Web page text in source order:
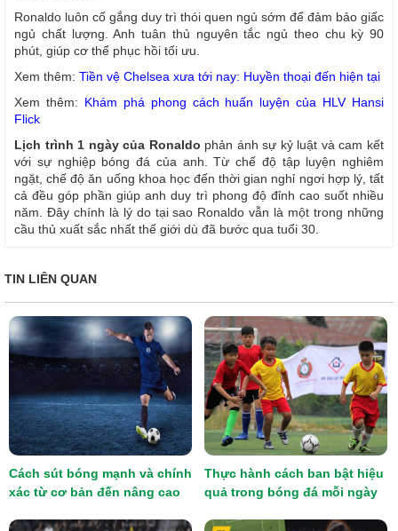
Ronaldo luôn cố gắng duy trì thói quen ngủ sớm để đảm bảo giấc
ngủ chất lượng. Anh tuân thủ nguyên tắc ngủ theo chu kỳ 90
phút, giúp cơ thể phục hồi tối ưu.
Xem thêm: Tiền vệ Chelsea xưa tới nay: Huyền thoại đến hiện tại
Xem thêm: Khám phá phong cách huấn luyện của HLV Hansi
Flick
Lịch trình 1 ngày của Ronaldo phản ánh sự kỷ luật và cam kết
với sự nghiệp bóng đá của anh. Từ chế độ tập luyện nghiêm
ngặt, chế độ ăn uống khoa học đến thời gian nghỉ ngơi hợp lý, tất
cả đều góp phần giúp anh duy trì phong độ đỉnh cao suốt nhiều
năm. Đây chính là lý do tại sao Ronaldo vẫn là một trong những
cầu thủ xuất sắc nhất thế giới dù đã bước qua tuổi 30.
TIN LIÊN QUAN
Cách sút bóng mạnh và chính
xác từ cơ bản đến nâng cao
Thực hành cách ban bật hiệu
quả trong bóng đá mỗi ngày